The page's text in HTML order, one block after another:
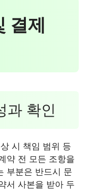
결제
과 확인
시 책임 범위 등
약 전 모든 조항을
부분은 반드시 문
서 사본을 받아 두